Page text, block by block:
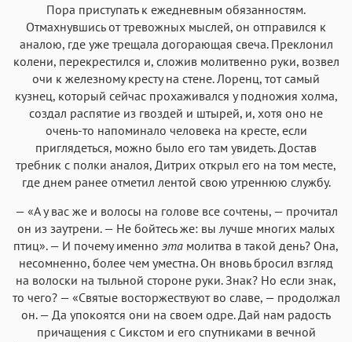
Пора приступать к ежедневным обязанностям.
Отмахнувшись от тревожных мыслей, он отправился к
аналою, где уже трещала догорающая свеча. Преклонил
колени, перекрестился и, сложив молитвенно руки, возвел
очи к железному кресту на стене. Лоренц, тот самый
кузнец, который сейчас прохаживался у подножия холма,
создал распятие из гвоздей и штырей, и, хотя оно не
очень-то напоминало человека на кресте, если
приглядеться, можно было его там увидеть. Достав
требник с полки аналоя, Дитрих открыл его на том месте,
где днем ранее отметил лентой свою утреннюю службу.
— «А у вас же и волосы на голове все сочтены, — прочитал
он из заутрени. — Не бойтесь же: вы лучше многих малых
птиц». — И почему именно эта молитва в такой день? Она,
несомненно, более чем уместна. Он вновь бросил взгляд
на волоски на тыльной стороне руки. Знак? Но если знак,
то чего? — «Святые восторжествуют во славе, — продолжал
он. — Да упокоятся они на своем одре. Дай нам радость
причащения с Сикстом и его спутниками в вечной